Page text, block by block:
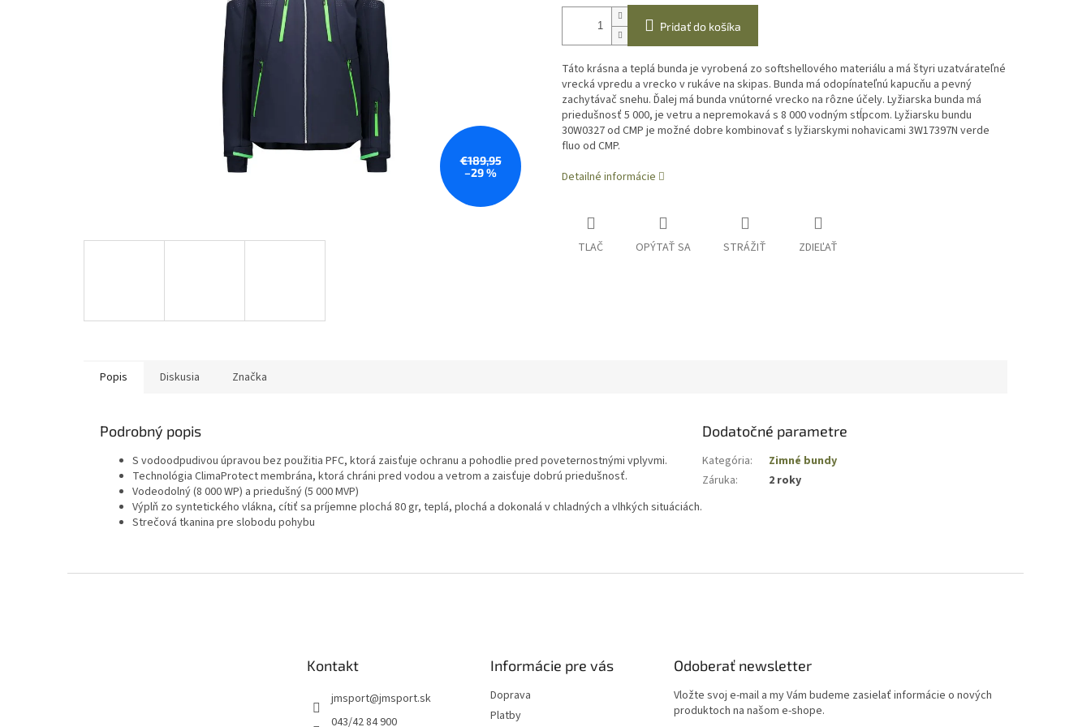
€189,95
–29 %
Pridať do košíka
Táto krásna a teplá bunda je vyrobená zo softshellového materiálu a má štyri uzatvárateľné
vrecká vpredu a vrecko v rukáve na skipas. Bunda má odopínateľnú kapucňu a pevný
zachytávač snehu. Ďalej má bunda vnútorné vrecko na rôzne účely. Lyžiarska bunda má
priedušnosť 5 000, je vetru a nepremokavá s 8 000 vodným stĺpcom. Lyžiarsku bundu
30W0327 od CMP je možné dobre kombinovať s lyžiarskymi nohavicami 3W17397N verde
fluo od CMP.
Detailné informácie
TLAČ OPÝTAŤ SA STRÁŽIŤ ZDIEĽAŤ
Popis Diskusia Značka
Podrobný popis
S vodoodpudivou úpravou bez použitia PFC, ktorá zaisťuje ochranu a pohodlie pred poveternostnými vplyvmi.
Technológia ClimaProtect membrána, ktorá chráni pred vodou a vetrom a zaisťuje dobrú priedušnosť.
Vodeodolný (8 000 WP) a priedušný (5 000 MVP)
Výplň zo syntetického vlákna, cítiť sa príjemne plochá 80 gr, teplá, plochá a dokonalá v chladných a vlhkých situáciách.
Strečová tkanina pre slobodu pohybu
Dodatočné parametre
Kategória:
Zimné bundy
Záruka: 2 roky
Kontakt
jmsport@jmsport.sk
043/42 84 900
Informácie pre vás
Doprava
Platby
Odoberať newsletter
Vložte svoj e-mail a my Vám budeme zasielať informácie o nových
produktoch na našom e-shope.